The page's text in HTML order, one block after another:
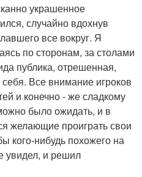
украшенное
случайно вдохнув
все вокруг. Я
по сторонам, за столами
публика, отрешенная,
Все внимание игроков
и конечно - же сладкому
было ожидать, и в
желающие проиграть свои
кого-нибудь похожего на
увидел, и решил